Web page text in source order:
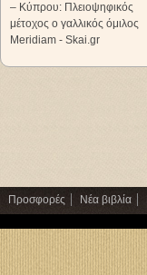
– Κύπρου: Πλειοψηφικός
μέτοχος ο γαλλικός όμιλος
Meridiam - Skai.gr
Προσφορές Νέα βιβλία